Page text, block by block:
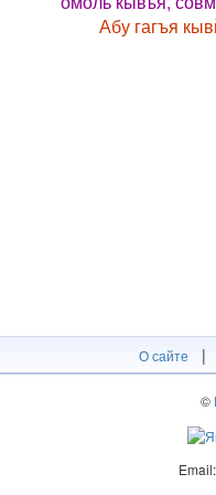
Абу гагъя
О сайте |
©
Email: